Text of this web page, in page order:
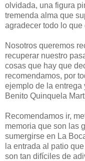
olvidada, una figura
tremenda alma que
agradecer todo lo
Nosotros queremos
recuperar nuestro
cosas que hay que
recomendamos, por
ejemplo de la entrega
Benito Quinquela
Recomendamos ir,
memoria que son las
sumergirse en La
la entrada al patio
son tan difíciles de